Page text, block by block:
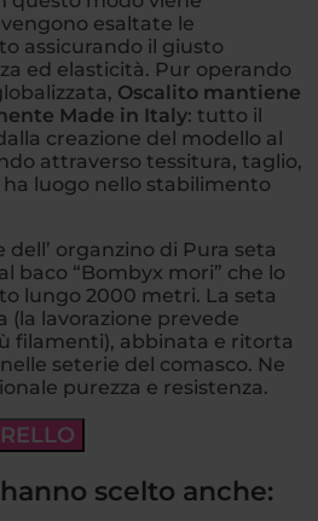
esaltate le
assicurando il giusto
ed elasticità. Pur operando
Oscalito mantiene
Made in Italy: tutto il
creazione del modello al
attraverso tessitura, taglio,
luogo nello stabilimento
organzino di Pura seta
baco “Bombyx mori” che lo
lungo 2000 metri. La seta
(la lavorazione prevede
filamenti), abbinata e ritorta
seterie del comasco. Ne
purezza e resistenza.
scelto anche: